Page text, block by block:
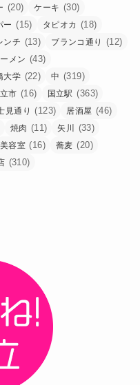
(20) ケーキ (30)
ー (15) タピオカ (18)
ンチ (13) ブランコ通り (12)
メン (43)
大学 (22) 中 (319)
市 (16) 国立駅 (363)
見通り (123) 居酒屋 (46)
焼肉 (11) 矢川 (33)
美容室 (16) 蕎麦 (20)
(310)